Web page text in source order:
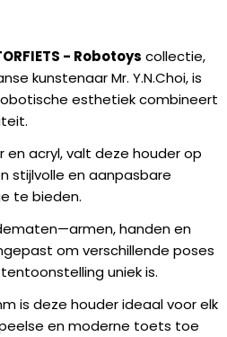
- Robotoys collectie,
kunstenaar Mr. Y.N.Choi, is
esthetiek combineert
en acryl, valt deze houder op
stijlvolle en aanpasbare
te bieden.
handen en
om verschillende poses
uniek is.
is deze houder ideaal voor elk
en moderne toets toe
KOPIËREN
stellen